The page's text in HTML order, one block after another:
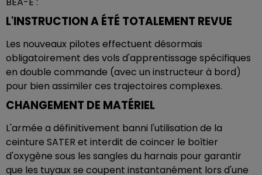
L'INSTRUCTION A ÉTÉ TOTALEMENT REVUE
Les nouveaux pilotes effectuent désormais
obligatoirement des vols d'apprentissage spécifiques
en double commande (avec un instructeur à bord)
pour bien assimiler ces trajectoires complexes.
CHANGEMENT DE MATÉRIEL
L'armée a définitivement banni l'utilisation de la
ceinture SATER et interdit de coincer le boîtier
d'oxygène sous les sangles du harnais pour garantir
que les tuyaux se coupent instantanément lors d'une